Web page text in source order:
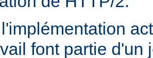
font partie d'un